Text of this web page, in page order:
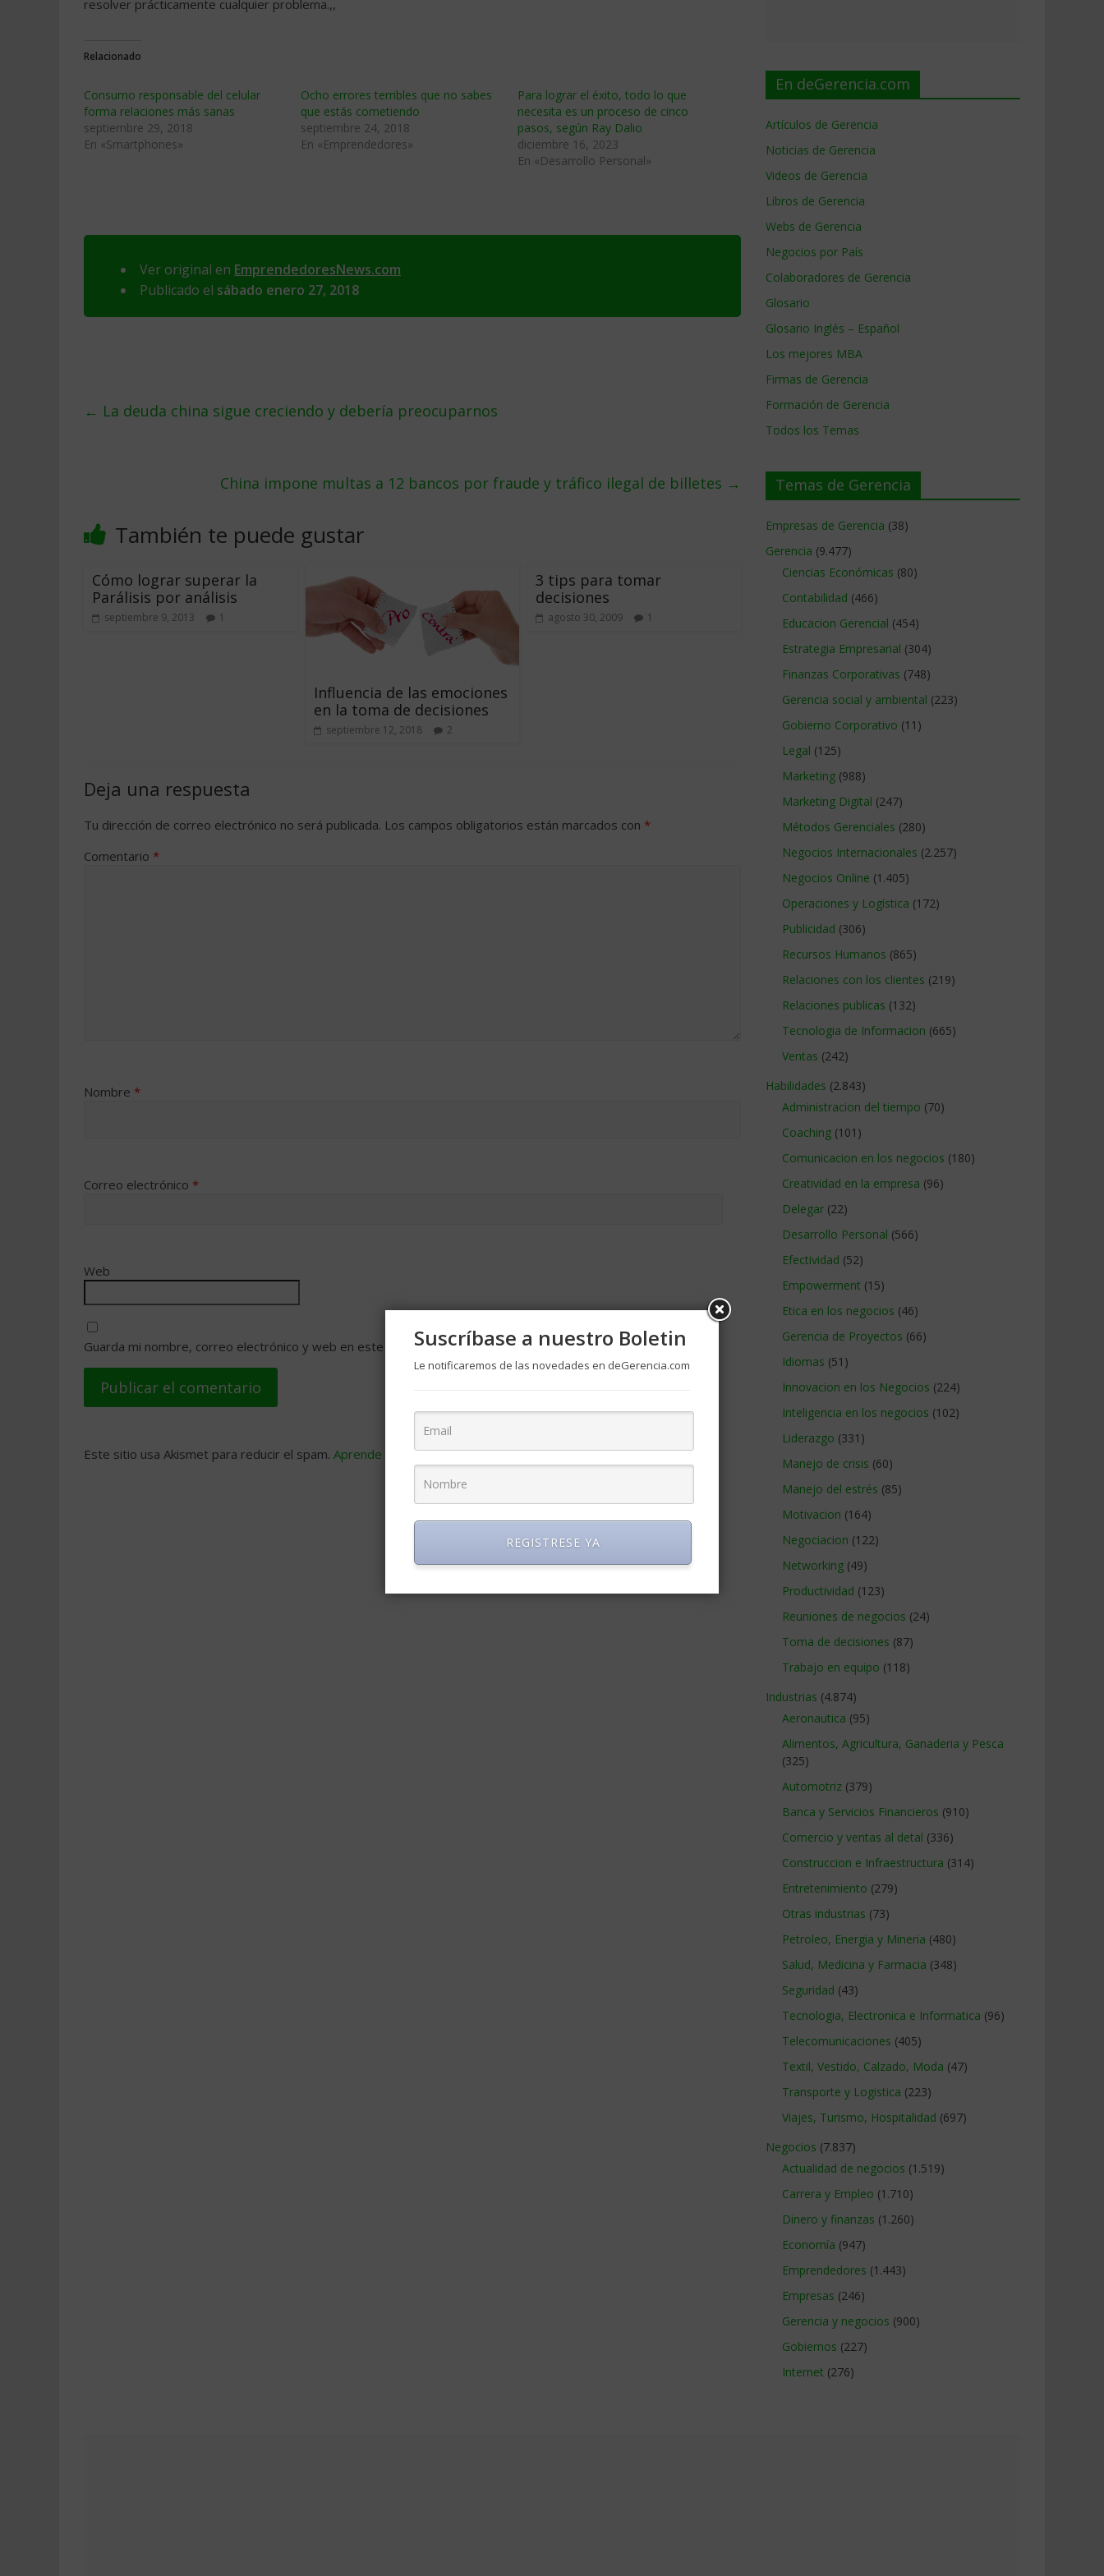
resolver prácticamente cualquier problema.,,
Relacionado
Consumo responsable del celular
forma relaciones más sanas
septiembre 29, 2018
En «Smartphones»
Ocho errores terribles que no sabes
que estás cometiendo
septiembre 24, 2018
En «Emprendedores»
Para lograr el éxito, todo lo que
necesita es un proceso de cinco
pasos, según Ray Dalio
diciembre 16, 2023
En «Desarrollo Personal»
Ver original en EmprendedoresNews.com
Publicado el sábado enero 27, 2018
← La deuda china sigue creciendo y debería preocuparnos
China impone multas a 12 bancos por fraude y tráfico ilegal de billetes →
También te puede gustar
Cómo lograr superar la
Parálisis por análisis
septiembre 9, 2013 1
Influencia de las emociones
en la toma de decisiones
septiembre 12, 2018 2
3 tips para tomar
decisiones
agosto 30, 2009 1
Deja una respuesta
Tu dirección de correo electrónico no será publicada. Los campos obligatorios están marcados con *
Comentario *
Nombre *
Correo electrónico *
Web
Guarda mi nombre, correo electrónico y web en este navegador para la próxima vez que comente.
Este sitio usa Akismet para reducir el spam. Aprende cómo se procesan los datos de tus comentarios.
En deGerencia.com
Artículos de Gerencia
Noticias de Gerencia
Videos de Gerencia
Libros de Gerencia
Webs de Gerencia
Negocios por País
Colaboradores de Gerencia
Glosario
Glosario Inglés – Español
Los mejores MBA
Firmas de Gerencia
Formación de Gerencia
Todos los Temas
Temas de Gerencia
Empresas de Gerencia (38)
Gerencia (9.477)
Ciencias Económicas (80)
Contabilidad (466)
Educacion Gerencial (454)
Estrategia Empresarial (304)
Finanzas Corporativas (748)
Gerencia social y ambiental (223)
Gobierno Corporativo (11)
Legal (125)
Marketing (988)
Marketing Digital (247)
Métodos Gerenciales (280)
Negocios Internacionales (2.257)
Negocios Online (1.405)
Operaciones y Logística (172)
Publicidad (306)
Recursos Humanos (865)
Relaciones con los clientes (219)
Relaciones publicas (132)
Tecnologia de Informacion (665)
Ventas (242)
Habilidades (2.843)
Administracion del tiempo (70)
Coaching (101)
Comunicacion en los negocios (180)
Creatividad en la empresa (96)
Delegar (22)
Desarrollo Personal (566)
Efectividad (52)
Empowerment (15)
Etica en los negocios (46)
Gerencia de Proyectos (66)
Idiomas (51)
Innovacion en los Negocios (224)
Inteligencia en los negocios (102)
Liderazgo (331)
Manejo de crisis (60)
Manejo del estrés (85)
Motivacion (164)
Negociacion (122)
Networking (49)
Productividad (123)
Reuniones de negocios (24)
Toma de decisiones (87)
Trabajo en equipo (118)
Industrias (4.874)
Aeronautica (95)
Alimentos, Agricultura, Ganaderia y Pesca
(325)
Automotriz (379)
Banca y Servicios Financieros (910)
Comercio y ventas al detal (336)
Construccion e Infraestructura (314)
Entretenimiento (279)
Otras industrias (73)
Petroleo, Energia y Mineria (480)
Salud, Medicina y Farmacia (348)
Seguridad (43)
Tecnologia, Electronica e Informatica (96)
Telecomunicaciones (405)
Textil, Vestido, Calzado, Moda (47)
Transporte y Logistica (223)
Viajes, Turismo, Hospitalidad (697)
Negocios (7.837)
Actualidad de negocios (1.519)
Carrera y Empleo (1.710)
Dinero y finanzas (1.260)
Economía (947)
Emprendedores (1.443)
Empresas (246)
Gerencia y negocios (900)
Gobiernos (227)
Internet (276)
Suscríbase a nuestro Boletin
Le notificaremos de las novedades en deGerencia.com
REGISTRESE YA